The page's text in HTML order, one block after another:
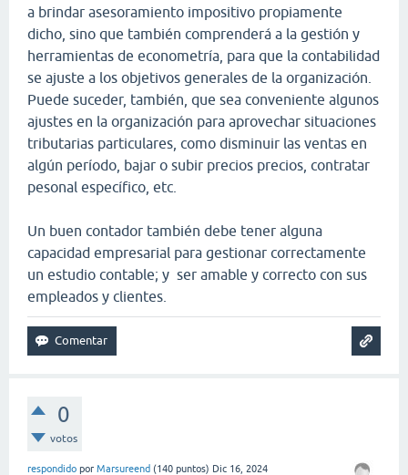
a brindar asesoramiento impositivo propiamente
dicho, sino que también comprenderá a la gestión y
herramientas de econometría, para que la contabilidad
se ajuste a los objetivos generales de la organización.
Puede suceder, también, que sea conveniente algunos
ajustes en la organización para aprovechar situaciones
tributarias particulares, como disminuir las ventas en
algún período, bajar o subir precios precios, contratar
pesonal específico, etc.
Un buen contador también debe tener alguna
capacidad empresarial para gestionar correctamente
un estudio contable; y ser amable y correcto con sus
empleados y clientes.
0
votos
respondido por Marsureend (140 puntos) Dic 16, 2024